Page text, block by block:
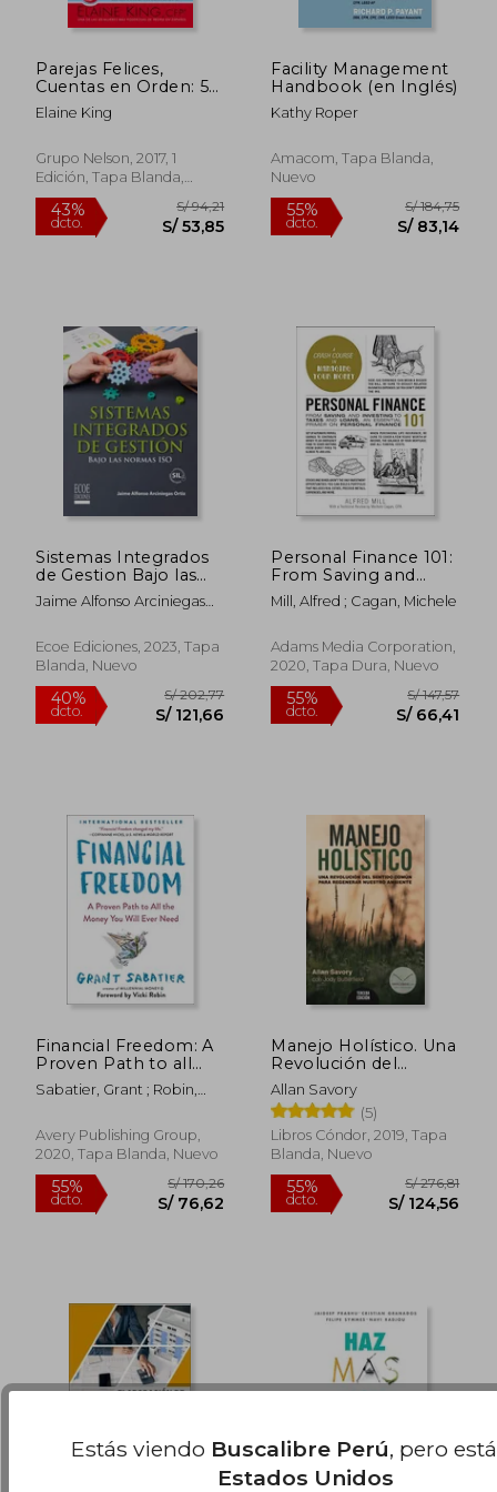
55% S/ 150,95 40%
40% S/ 139,42 55%
S/
Parejas Felices,
Cuentas en Orden: 5
Pasos Para tu
Armonía Financiera
Elaine King
Grupo Nelson, 2017, 1
Edición, Tapa Blanda,
Nuevo
dcto. S/ 53,85
Facility Management
Handbook (en Inglés)
Kathy Roper
Amacom, Tapa Blanda,
Nuevo
55%
dcto. S/
Sistemas Integrados
de Gestion Bajo las
Normas iso
Jaime Alfonso Arciniegas
Ecoe Ediciones, 2023, Tapa
Blanda, Nuevo
Personal Finance 101:
From Saving and
Investing to Taxes
and Loans, an
Personal Finance
(Adams 101) (en
Mill, Alfred ; Cagan, Michele
Adams Media Corporation,
2020, Tapa Dura, Nuevo
Financial Freedom: A
Proven Path to all
the Money you Will
Ever Need (en Inglés)
Sabatier, Grant ; Robin,
Avery Publishing Group,
2020, Tapa Blanda, Nuevo
Manejo Holístico. Una
Revolución del
Sentido Común Para
Regenerar Nuestro
Ambiente - Allan
Savory; Jody
Butterfield - Libro
Allan Savory
(5)
Libros Cóndor, 2019, Tapa
Blanda, Nuevo
Estás viendo Buscalibre Perú, pero
Estados Unidos